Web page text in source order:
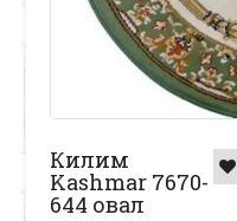
Килим
Kashmar 7670-
644 овал